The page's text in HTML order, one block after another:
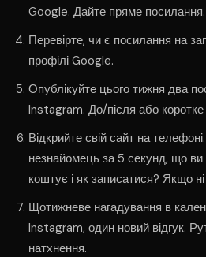
Google. Дайте пряме посилання.
Перевірте, чи є посилання на
профілі Google.
Опублікуйте цього тижня два
Instagram. До/після або коротке
Відкрийте свій сайт на
незнайомець за 5 секунд, що ви
коштує і як записатися? Якщо
Щотижневе нагадування в
Instagram, один новий відгук.
натхнення.